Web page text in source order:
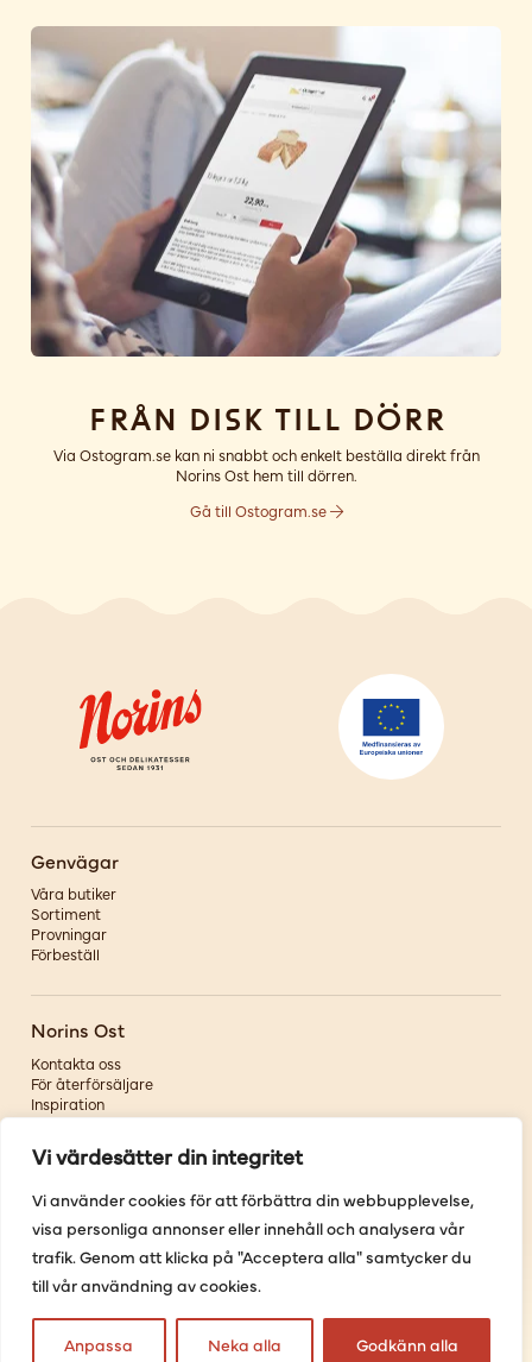
Vi värdesätter din integritet
Vi använder cookies för att förbättra din webbupplevelse,
visa personliga annonser eller innehåll och analysera vår
trafik. Genom att klicka på "Acceptera alla" samtycker du
till vår användning av cookies.
Anpassa Neka alla Godkänn alla
Från disk till dörr
Via Ostogram.se kan ni snabbt och enkelt beställa direkt från
Norins Ost hem till dörren.
Gå till Ostogram.se
Genvägar
Våra butiker
Sortiment
Provningar
Förbeställ
Norins Ost
Kontakta oss
För återförsäljare
Inspiration
Om oss
Följ oss
Facebook
Instagram
Youtube